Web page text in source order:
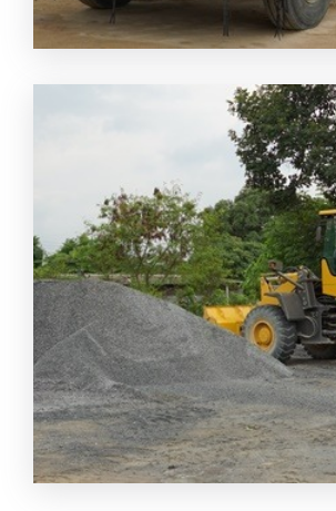
จำหน่ายอิฐ หิน ปูน ทราย